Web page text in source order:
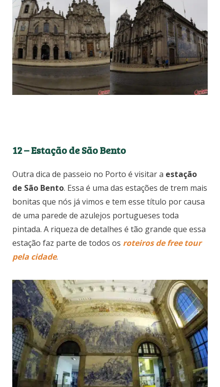
12 – Estação de São Bento
Outra dica de passeio no Porto é visitar a estação
de São Bento. Essa é uma das estações de trem mais
bonitas que nós já vimos e tem esse título por causa
de uma parede de azulejos portugueses toda
pintada. A riqueza de detalhes é tão grande que essa
estação faz parte de todos os roteiros de free tour
pela cidade.